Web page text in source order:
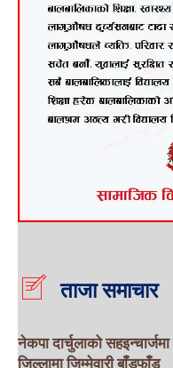
ताजा समाचार
नेकपा दार्चुलाको
जिल्लामा जिम्मेवारी बाँडफाँड